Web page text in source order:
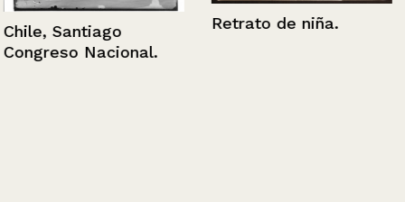
Chile, Santiago
Congreso Nacional.
Retrato de niña.